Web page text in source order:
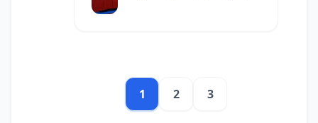
1 2 3